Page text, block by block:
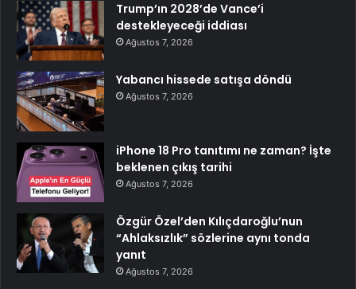
Trump’ın 2028’de Vance’i
destekleyeceği iddiası
Ağustos 7, 2026
Yabancı hissede satışa döndü
Ağustos 7, 2026
iPhone 18 Pro tanıtımı ne zaman? İşte
beklenen çıkış tarihi
Ağustos 7, 2026
Özgür Özel’den Kılıçdaroğlu’nun
“Ahlaksızlık” sözlerine aynı tonda
yanıt
Ağustos 7, 2026